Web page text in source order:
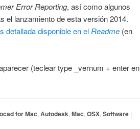
Error Reporting, así como algunos
el lanzamiento de esta versión 2014.
detallada disponible en el Readme(en
(teclear type _vernum + enter en
for Mac,Autodesk,Mac,OSX,Software |